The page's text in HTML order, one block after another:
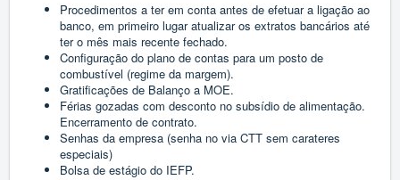
Procedimentos a ter em conta antes de efetuar a ligação ao
banco, em primeiro lugar atualizar os extratos bancários até
ter o mês mais recente fechado.
Configuração do plano de contas para um posto de
combustível (regime da margem).
Gratificações de Balanço a MOE.
Férias gozadas com desconto no subsídio de alimentação.
Encerramento de contrato.
Senhas da empresa (senha no via CTT sem carateres
especiais)
Bolsa de estágio do IEFP.